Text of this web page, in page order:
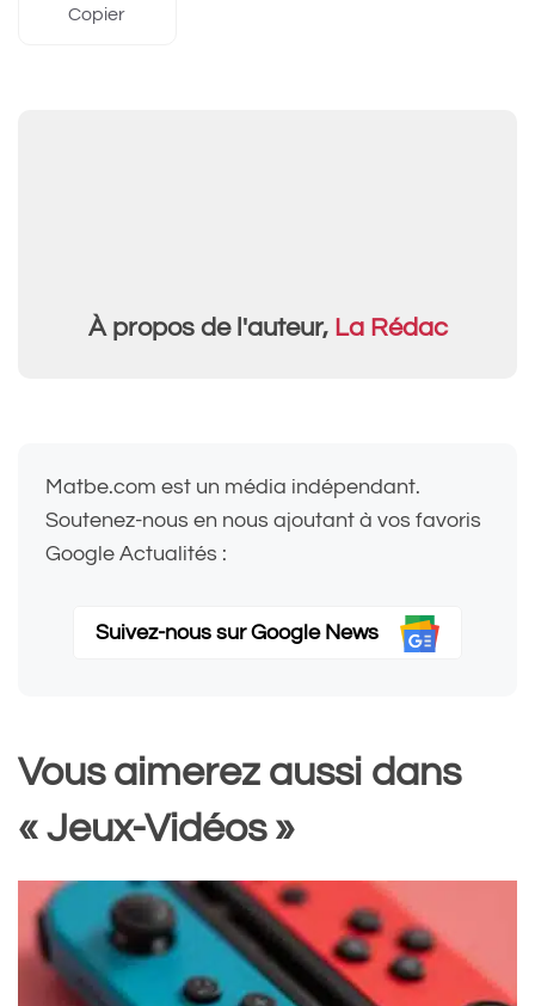
Copier
À propos de l'auteur, La Rédac
Matbe.com est un média indépendant.
Soutenez-nous en nous ajoutant à vos favoris
Google Actualités :
Suivez-nous sur Google News
Vous aimerez aussi dans
« Jeux-Vidéos »